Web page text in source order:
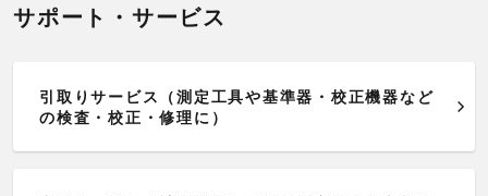
サポート・サービス
引取りサービス（測定工具や基準器・校正機器など
の検査・校正・修理に）